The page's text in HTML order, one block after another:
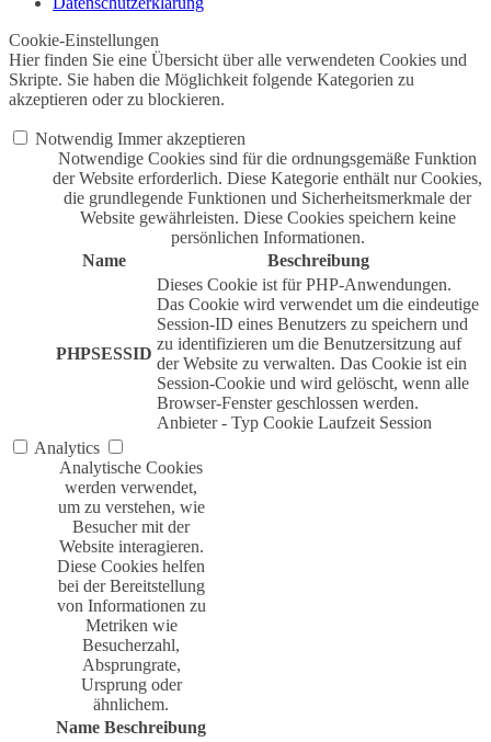
Cookie-Einstellungen
Hier finden Sie eine Übersicht über alle verwendeten Cookies und
Skripte. Sie haben die Möglichkeit folgende Kategorien zu
akzeptieren oder zu blockieren.
Notwendig Immer akzeptieren
Notwendige Cookies sind für die ordnungsgemäße Funktion
der Website erforderlich. Diese Kategorie enthält nur Cookies,
die grundlegende Funktionen und Sicherheitsmerkmale der
Website gewährleisten. Diese Cookies speichern keine
persönlichen Informationen.
Name
Beschreibung
PHPSESSID
Dieses Cookie ist für PHP-Anwendungen.
Das Cookie wird verwendet um die eindeutige
Session-ID eines Benutzers zu speichern und
zu identifizieren um die Benutzersitzung auf
der Website zu verwalten. Das Cookie ist ein
Session-Cookie und wird gelöscht, wenn alle
Browser-Fenster geschlossen werden.
Anbieter - Typ Cookie Laufzeit Session
Analytics
Analytische Cookies
werden verwendet,
um zu verstehen, wie
Besucher mit der
Website interagieren.
Diese Cookies helfen
bei der Bereitstellung
von Informationen zu
Metriken wie
Besucherzahl,
Absprungrate,
Ursprung oder
ähnlichem.
Name Beschreibung